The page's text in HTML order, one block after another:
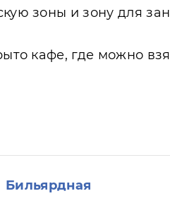
зоны и зону для
кафе, где можно
Бильярдная